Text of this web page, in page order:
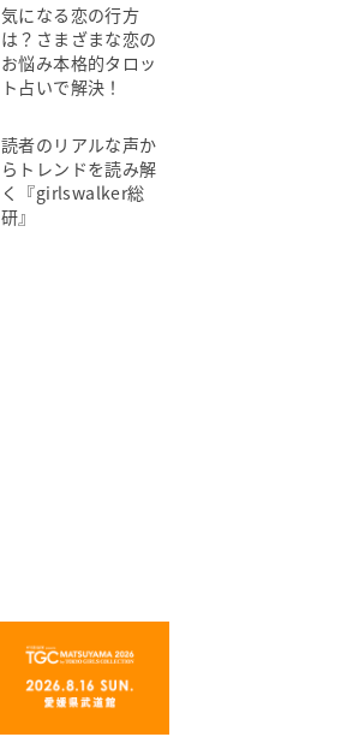
気になる恋の行方
は？さまざまな恋の
お悩み本格的タロッ
ト占いで解決！
読者のリアルな声か
らトレンドを読み解
く『girlswalker総
研』